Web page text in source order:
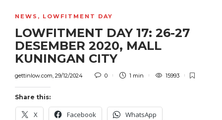
NEWS , LOWFITMENT DAY
LOWFITMENT DAY 17: 26-27
DESEMBER 2020, MALL
KUNINGAN CITY
gettinlow.com, 29/12/2024 0 1 min 15993
Share this:
X Facebook WhatsApp